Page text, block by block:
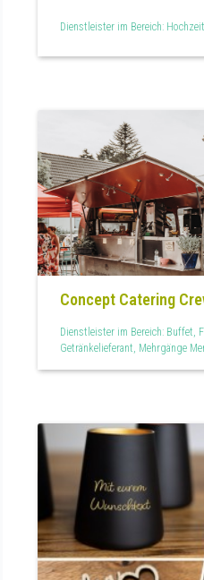
Dienstleister im Bereich:
Concept Catering
Dienstleister im Bereich: Buffet,
Getränkelieferant, Mehrgänge